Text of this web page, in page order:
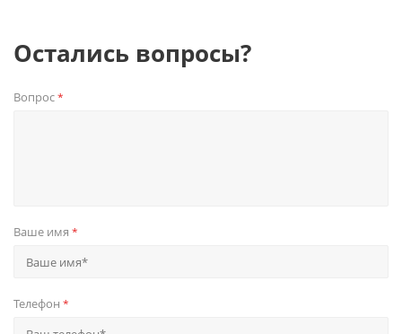
Остались вопросы?
Вопрос*
Ваше имя *
Телефон *